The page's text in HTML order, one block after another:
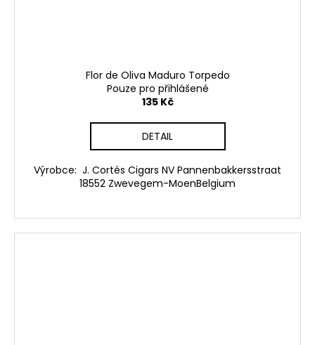
Flor de Oliva Maduro Torpedo
Pouze pro přihlášené
135 Kč
DETAIL
Výrobce: J. Cortés Cigars NV Pannenbakkersstraat
18552 Zwevegem-MoenBelgium